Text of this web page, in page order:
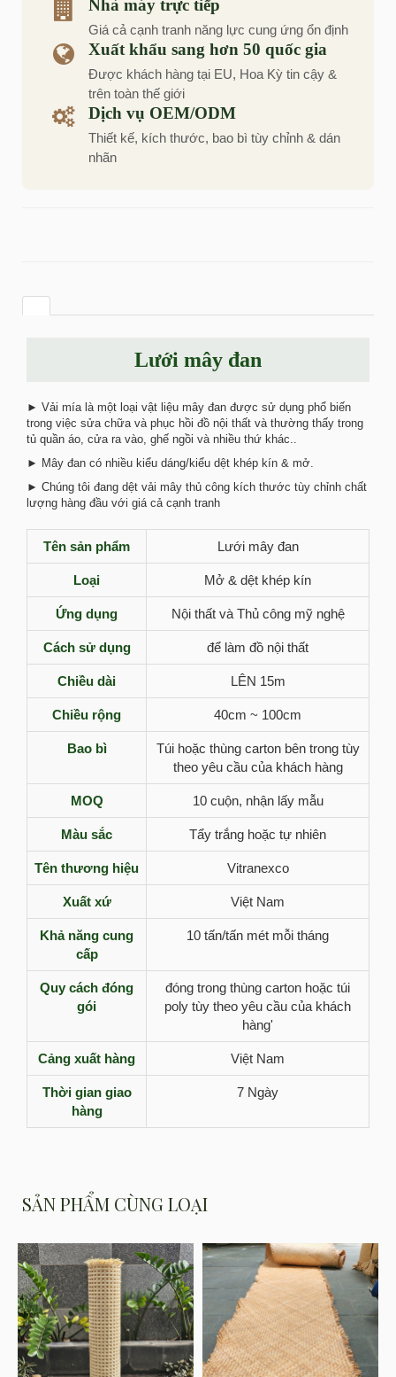
Nhà máy trực tiếp
Giá cả cạnh tranh năng lực cung ứng ổn định
Xuất khẩu sang hơn 50 quốc gia
Được khách hàng tại EU, Hoa Kỳ tin cậy &
trên toàn thế giới
Dịch vụ OEM/ODM
Thiết kế, kích thước, bao bì tùy chỉnh & dán
nhãn
Lưới mây đan
► Vải mía là một loại vật liệu mây đan được sử dụng phổ biến
trong việc sửa chữa và phục hồi đồ nội thất và thường thấy trong
tủ quần áo, cửa ra vào, ghế ngồi và nhiều thứ khác..
► Mây đan có nhiều kiểu dáng/kiểu dệt khép kín & mở.
► Chúng tôi đang dệt vải mây thủ công kích thước tùy chỉnh chất
lượng hàng đầu với giá cả cạnh tranh
Tên sản phẩm Lưới mây đan
Loại Mở & dệt khép kín
Ứng dụng Nội thất và Thủ công mỹ nghệ
Cách sử dụng để làm đồ nội thất
Chiều dài LÊN 15m
Chiều rộng 40cm ~ 100cm
Bao bì
Túi hoặc thùng carton bên trong tùy
theo yêu cầu của khách hàng
MOQ 10 cuộn, nhận lấy mẫu
Màu sắc Tẩy trắng hoặc tự nhiên
Tên thương hiệu Vitranexco
Xuất xứ Việt Nam
Khả năng cung
cấp
10 tấn/tấn mét mỗi tháng
Quy cách đóng
gói
đóng trong thùng carton hoặc túi
poly tùy theo yêu cầu của khách
hàng'
Cảng xuất hàng Việt Nam
Thời gian giao
hàng
7 Ngày
SẢN PHẨM CÙNG LOẠI